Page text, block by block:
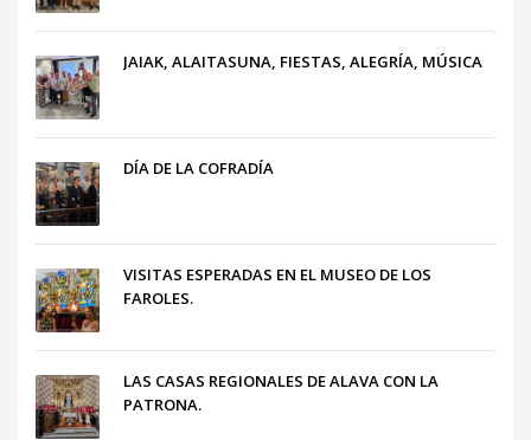
JAIAK, ALAITASUNA, FIESTAS, ALEGRÍA, MÚSICA
DÍA DE LA COFRADÍA
VISITAS ESPERADAS EN EL MUSEO DE LOS
FAROLES.
LAS CASAS REGIONALES DE ALAVA CON LA
PATRONA.